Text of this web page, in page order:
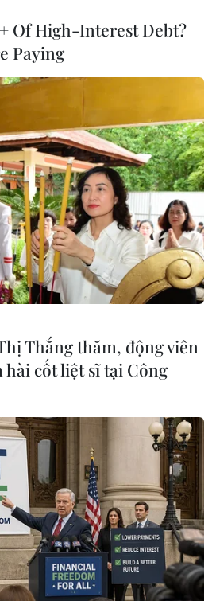
nghệ
năm
báo bình
Luật Viễn thông sửa đổi,
thuê bao điện thoại hay bùng
gian mạng... là những sự
tin nổi bật của Việt Nam
(TTXVN/Vietnam+)
ty SPT
Of High-Interest Debt?
Paying
Thắng thăm, động viên
cốt liệt sĩ tại Công